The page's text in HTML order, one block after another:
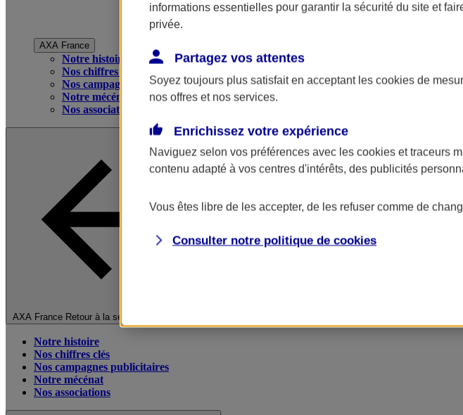
AXA France
Notre histoire
Nos chiffres clés
Nos campagnes publicitaires
Notre mécénat
Nos associations
AXA France Retour à la section précédente
Notre histoire
Nos chiffres clés
Nos campagnes publicitaires
Notre mécénat
Nos associations
informations essentielles pour garantir la sécurité du site et
privée.
Partagez vos attentes
Soyez toujours plus satisfait en acceptant les cookies de
nos offres et nos services.
Enrichissez votre expérience
Naviguez selon vos préférences avec les cookies et traceurs
contenu adapté à vos centres d'intérêts, des publicités
Vous êtes libre de les accepter, de les refuser comme de
Consulter notre politique de cookies